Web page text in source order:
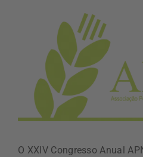
O XXIV Congresso Anual